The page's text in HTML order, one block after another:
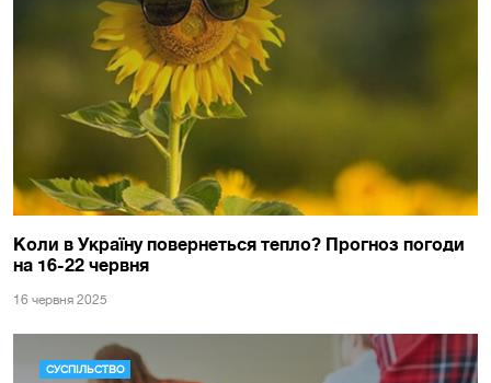
Коли в Україну повернеться тепло? Прогноз погоди
на 16-22 червня
16 червня 2025
СУСПІЛЬСТВО